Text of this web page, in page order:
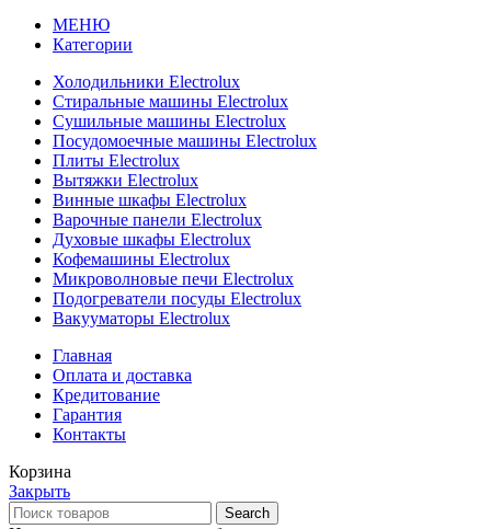
МЕНЮ
Категории
Холодильники Electrolux
Стиральные машины Electrolux
Сушильные машины Electrolux
Посудомоечные машины Electrolux
Плиты Electrolux
Вытяжки Electrolux
Винные шкафы Electrolux
Варочные панели Electrolux
Духовые шкафы Electrolux
Кофемашины Electrolux
Микроволновые печи Electrolux
Подогреватели посуды Electrolux
Вакууматоры Electrolux
Главная
Оплата и доставка
Кредитование
Гарантия
Контакты
Корзина
Закрыть
Search